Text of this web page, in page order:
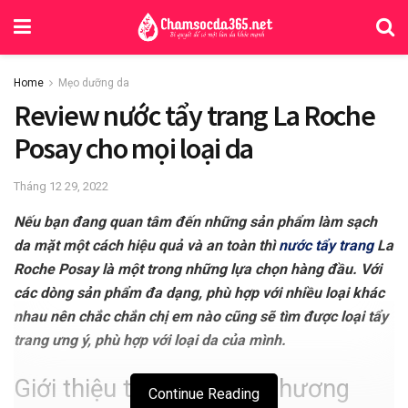
Home Mẹo dưỡng da
Review nước tẩy trang La Roche
Posay cho mọi loại da
Tháng 12 29, 2022
Nếu bạn đang quan tâm đến những sản phẩm làm sạch
da mặt một cách hiệu quả và an toàn thìnước tẩy trangLa
Roche Posay là một trong những lựa chọn hàng đầu. Với
các dòng sản phẩm đa dạng, phù hợp với nhiều loại khác
nhau nên chắc chắn chị em nào cũng sẽ tìm được loại tẩy
trang ưng ý, phù hợp với loại da của mình.
Giới thiệu tổng quan về thương
Continue Reading